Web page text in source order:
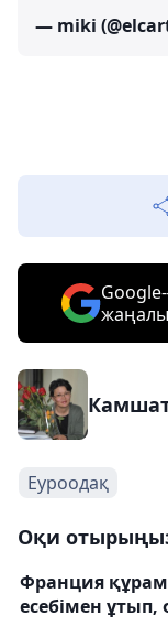
— miki
Еуроодақ
Оқи
Франция
есебімен